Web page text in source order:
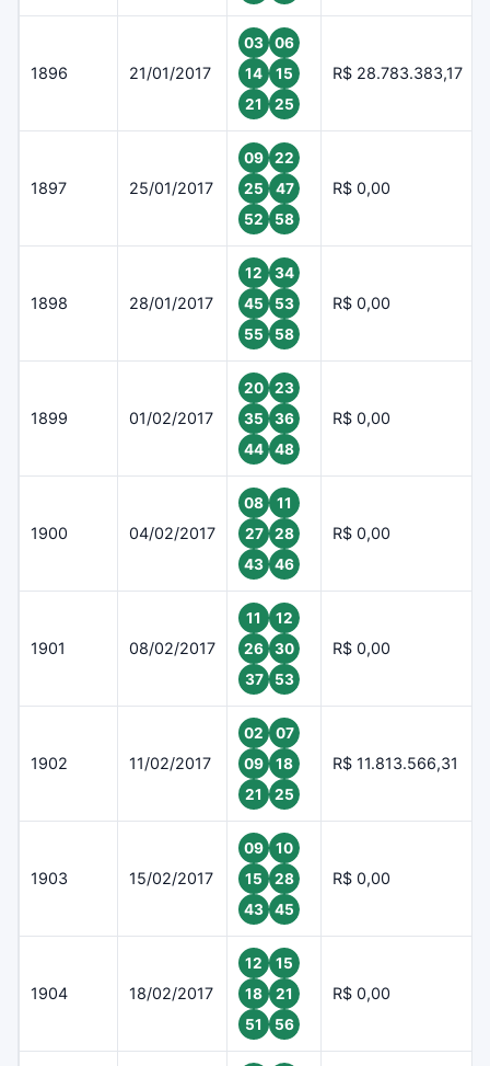
1896 21/01/2017
03
06
14
15
21
25
R$ 28.783.383,17
1897 25/01/2017
09
22
25
47
52
58
R$ 0,00
1898 28/01/2017
12
34
45
53
55
58
R$ 0,00
1899 01/02/2017
20
23
35
36
44
48
R$ 0,00
1900 04/02/2017
08
11
27
28
43
46
R$ 0,00
1901 08/02/2017
11
12
26
30
37
53
R$ 0,00
1902 11/02/2017
02
07
09
18
21
25
R$ 11.813.566,31
1903 15/02/2017
09
10
15
28
43
45
R$ 0,00
1904 18/02/2017
12
15
18
21
51
56
R$ 0,00